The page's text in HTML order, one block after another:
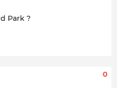
Park ?
0